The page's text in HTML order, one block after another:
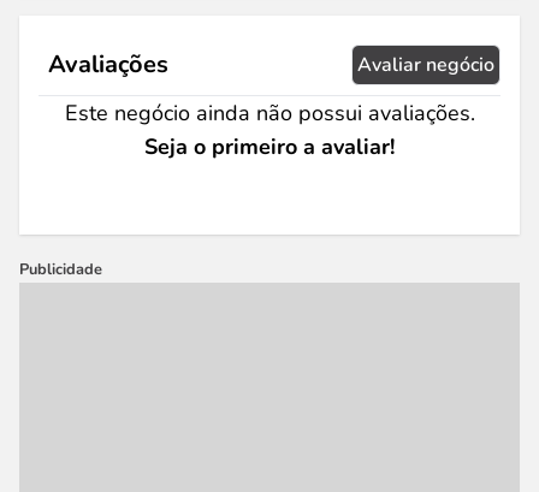
Avaliações Avaliar negócio
Este negócio ainda não possui avaliações.
Seja o primeiro a avaliar!
Publicidade